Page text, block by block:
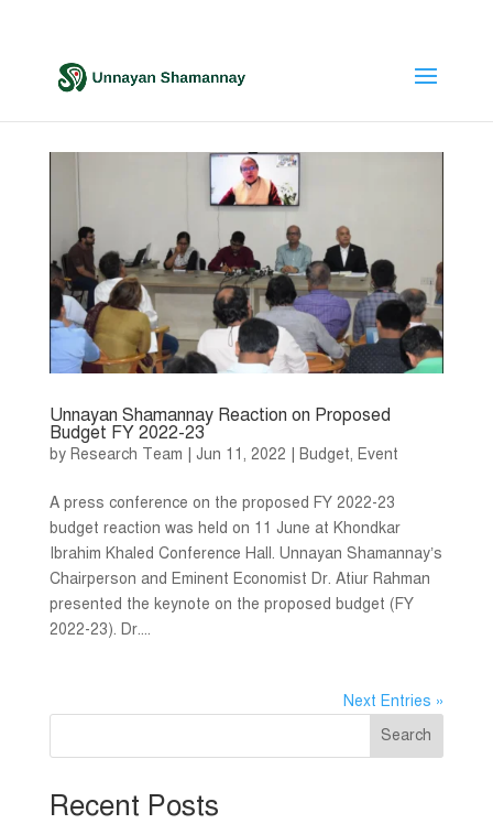
Unnayan Shamannay Reaction on Proposed
Budget FY 2022-23
by Research Team Jun 11, 2022 Budget, Event
A press conference on the proposed FY 2022-23
budget reaction was held on 11 June at Khondkar
Ibrahim Khaled Conference Hall. Unnayan Shamannay’s
Chairperson and Eminent Economist Dr. Atiur Rahman
presented the keynote on the proposed budget (FY
2022-23). Dr....
Next Entries »
Search
Recent Posts